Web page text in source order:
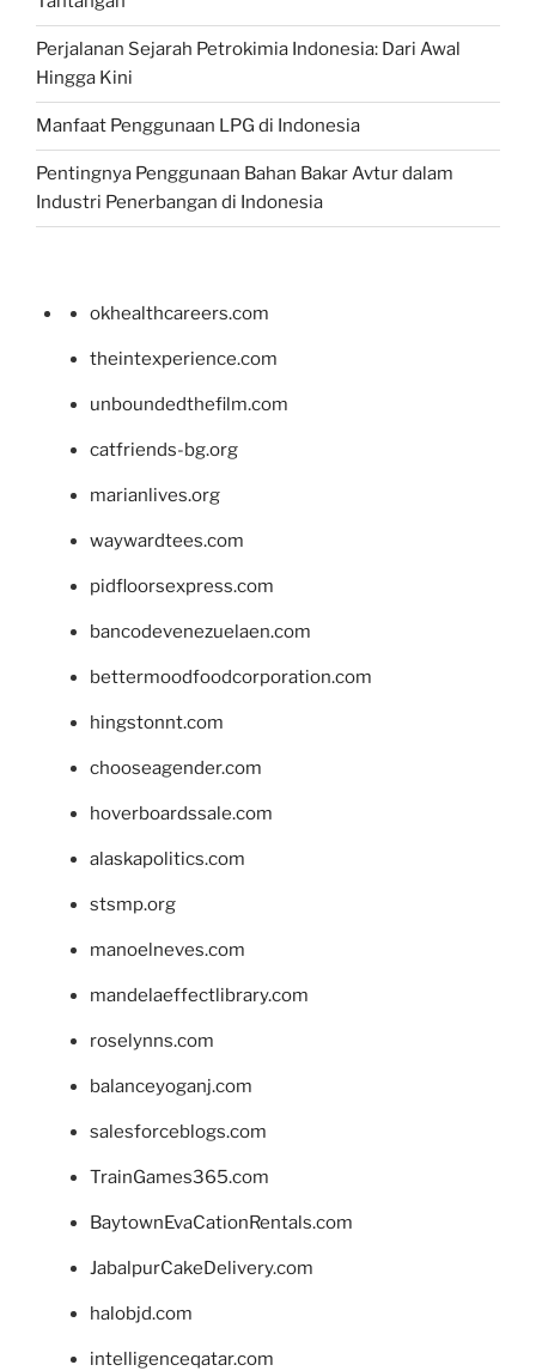
Perjalanan Sejarah Petrokimia Indonesia: Dari Awal
Hingga Kini
Manfaat Penggunaan LPG di Indonesia
Pentingnya Penggunaan Bahan Bakar Avtur dalam
Industri Penerbangan di Indonesia
okhealthcareers.com
theintexperience.com
unboundedthefilm.com
catfriends-bg.org
marianlives.org
waywardtees.com
pidfloorsexpress.com
bancodevenezuelaen.com
bettermoodfoodcorporation.com
hingstonnt.com
chooseagender.com
hoverboardssale.com
alaskapolitics.com
stsmp.org
manoelneves.com
mandelaeffectlibrary.com
roselynns.com
balanceyoganj.com
salesforceblogs.com
TrainGames365.com
BaytownEvaCationRentals.com
JabalpurCakeDelivery.com
halobjd.com
intelligenceqatar.com